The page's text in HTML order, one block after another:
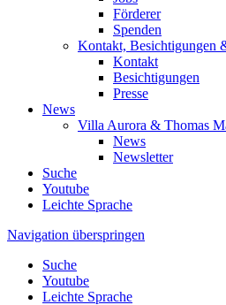
Förderer
Spenden
Kontakt, Besichtigungen
Kontakt
Besichtigungen
Presse
News
Villa Aurora & Thomas
News
Newsletter
Suche
Youtube
Leichte Sprache
Navigation überspringen
Suche
Youtube
Leichte Sprache